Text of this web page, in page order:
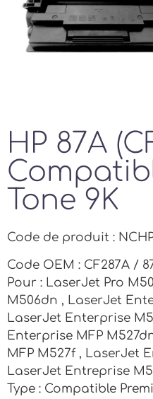
HP 87A
Tone 9K
Code de produit :
Code OEM : CF287A /
Pour : LaserJet Pro
M506dn , LaserJet
LaserJet Enterprise
Enterprise MFP
MFP M527f , LaserJet
LaserJet Entreprise
Type : Compatible